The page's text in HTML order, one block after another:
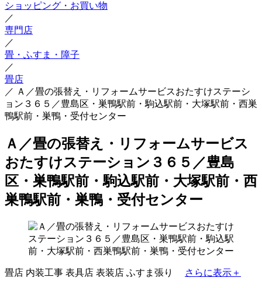
ショッピング・お買い物
／
専門店
／
畳・ふすま・障子
／
畳店
／ Ａ／畳の張替え・リフォームサービスおたすけステーシ
ョン３６５／豊島区・巣鴨駅前・駒込駅前・大塚駅前・西巣
鴨駅前・巣鴨・受付センター
Ａ／畳の張替え・リフォームサービス
おたすけステーション３６５／豊島
区・巣鴨駅前・駒込駅前・大塚駅前・西
巣鴨駅前・巣鴨・受付センター
畳店 内装工事 表具店 表装店 ふすま張り さらに表示＋